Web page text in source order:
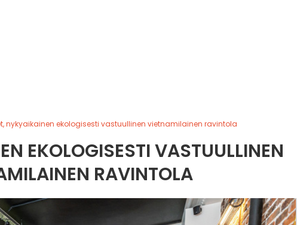
nykyaikainen ekologisesti vastuullinen vietnamilainen ravintola
EKOLOGISESTI VASTUULLINEN
RAVINTOLA